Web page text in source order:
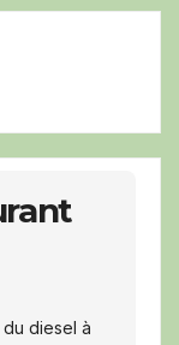
diesel à